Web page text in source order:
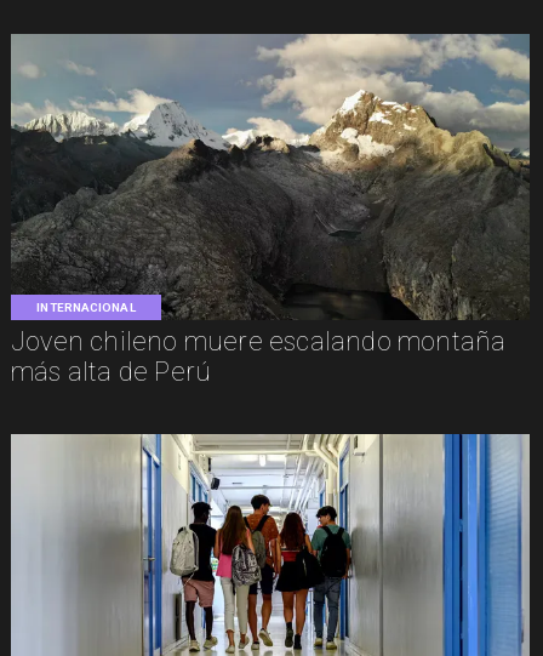
INTERNACIONAL
Joven chileno muere escalando montaña
más alta de Perú